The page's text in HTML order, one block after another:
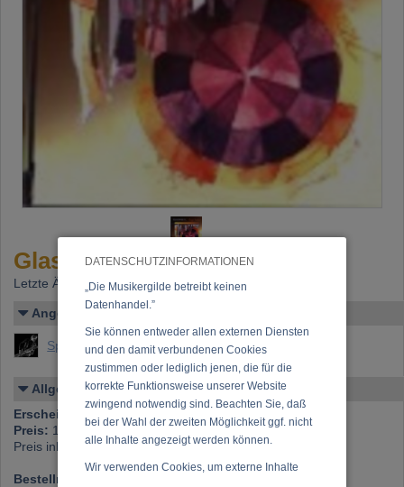
DATENSCHUTZINFORMATIONEN
„Die Musikergilde betreibt keinen
Datenhandel.”
Sie können entweder allen externen Diensten
und den damit verbundenen Cookies
zustimmen oder lediglich jenen, die für die
korrekte Funktionsweise unserer Website
zwingend notwendig sind. Beachten Sie, daß
bei der Wahl der zweiten Möglichkeit ggf. nicht
alle Inhalte angezeigt werden können.
Wir verwenden Cookies, um externe Inhalte
Glasmusik
Letzte Änderung: 13.09.2000
Angelegt von
Sprenger, Hannes
Allgemeines
Erscheinen bei:Tiroler Landesmuseum Ferdinandeum
Preis: 18,17 €
Preis inkl. 20% USt., exkl. Versandspesen (Postgebühren)
Bestellnummer: